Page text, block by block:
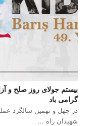
بیستم جولای روز صلح و
گرامی باد
در چهل و نهمین سالگرد
شهیدان راه …